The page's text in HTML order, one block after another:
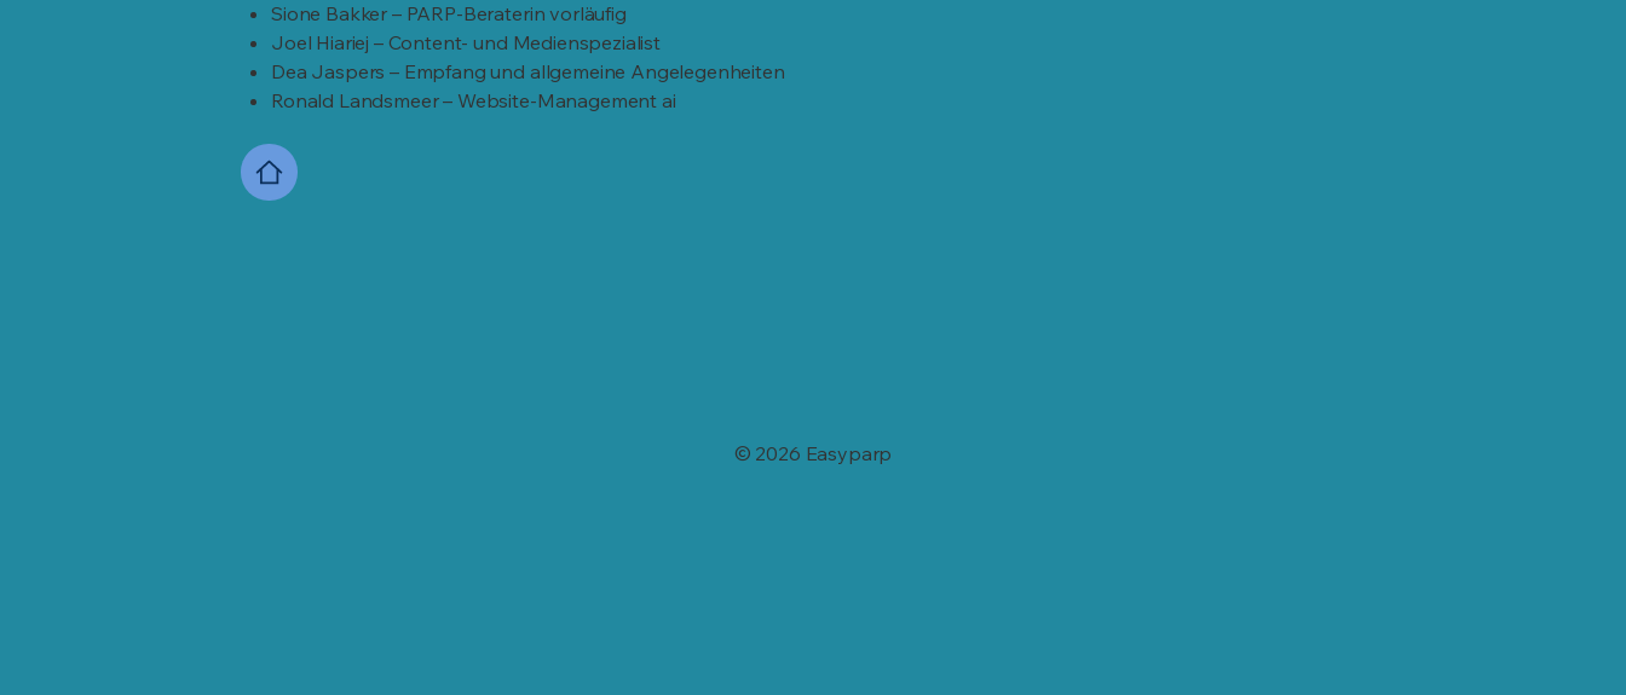
Sione Bakker – PARP-Beraterin vorläufig
Joel Hiariej – Content- und Medienspezialist
Dea Jaspers – Empfang und allgemeine Angelegenheiten
Ronald Landsmeer – Website-Management ai
© 2026 Easyparp